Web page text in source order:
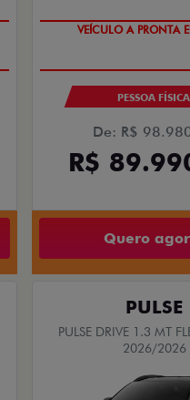
VEÍCULO A PRONTA
PESSOA FÍSICA
De: R$
R$
Quero
PULSE
PULSE DRIVE 1.3 MT
2026/2026